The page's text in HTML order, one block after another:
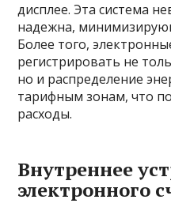
дисплее. Эта система
надежна,
Более того,
регистрировать не
но и распределение
тарифным зонам, что
расходы.
Внутреннее
электронного